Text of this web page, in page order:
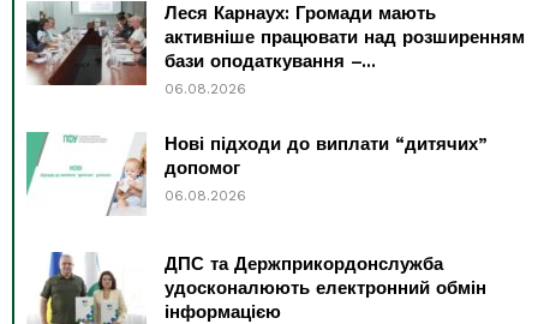
Леся Карнаух: Громади мають
активніше працювати над розширенням
бази оподаткування –...
06.08.2026
Нові підходи до виплати “дитячих”
допомог
06.08.2026
ДПС та Держприкордонслужба
удосконалюють електронний обмін
інформацією